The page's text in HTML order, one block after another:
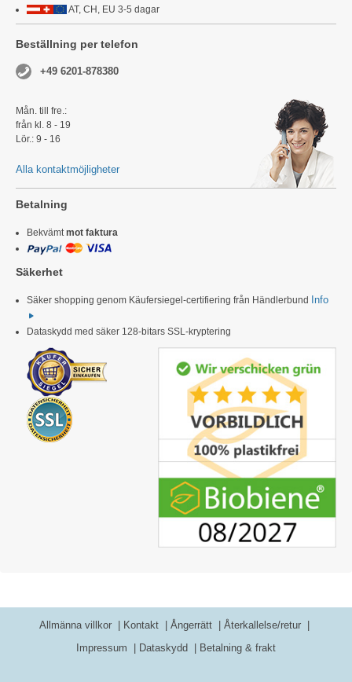
AT, CH, EU 3-5 dagar
Beställning per telefon
+49 6201-878380
Mån. till fre.:
från kl. 8 - 19
Lör.: 9 - 16
Alla kontaktmöjligheter
Betalning
Bekvämt mot faktura
Säkerhet
Säker shopping genom Käufersiegel-certifiering från Händlerbund Info
Dataskydd med säker 128-bitars SSL-kryptering
Allmänna villkor Kontakt Ångerrätt
Återkallelse/retur
Impressum
Dataskydd Betalning & frakt